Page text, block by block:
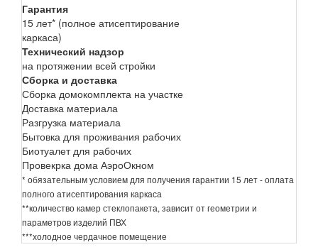
Гарантия
15 лет* (полное атисептирование
каркаса)
Технический надзор
на протяжении всей стройки
Сборка и доставка
Сборка домокомплекта на участке
Доставка материала
Разгрузка материала
Бытовка для проживания рабочих
Биотуалет для рабочих
Провекрка дома АэроОкном
* обязательным условием для получения гарантии 15 лет - оплата
полного атисептирования каркаса
**количество камер стеклопакета, зависит от геометрии и
параметров изделий ПВХ
***холодное чердачное помещение